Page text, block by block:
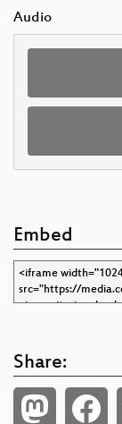
Audio
Embed
Share: